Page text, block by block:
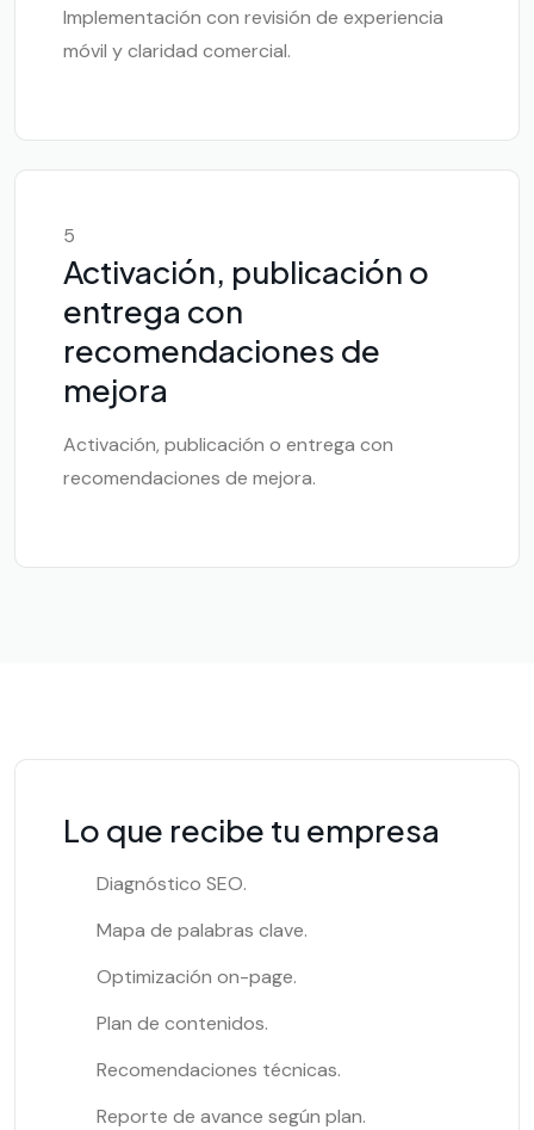
Implementación con revisión de experiencia
móvil y claridad comercial.
5
Activación, publicación o
entrega con
recomendaciones de
mejora
Activación, publicación o entrega con
recomendaciones de mejora.
Lo que recibe tu empresa
Diagnóstico SEO.
Mapa de palabras clave.
Optimización on-page.
Plan de contenidos.
Recomendaciones técnicas.
Reporte de avance según plan.